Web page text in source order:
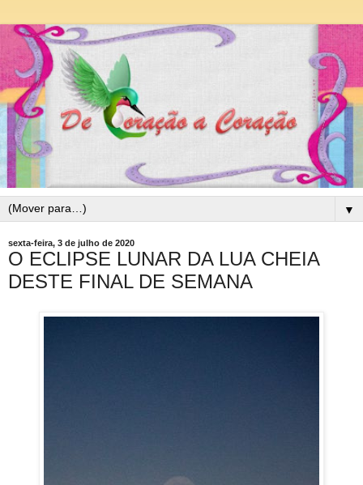
▼
sexta-feira, 3 de julho de 2020
O ECLIPSE LUNAR DA LUA CHEIA
DESTE FINAL DE SEMANA